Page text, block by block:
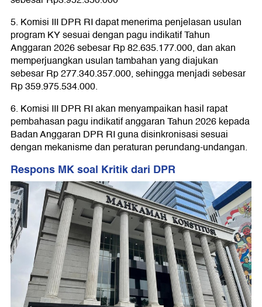
5. Komisi III DPR RI dapat menerima penjelasan usulan
program KY sesuai dengan pagu indikatif Tahun
Anggaran 2026 sebesar Rp 82.635.177.000, dan akan
memperjuangkan usulan tambahan yang diajukan
sebesar Rp 277.340.357.000, sehingga menjadi sebesar
Rp 359.975.534.000.
6. Komisi III DPR RI akan menyampaikan hasil rapat
pembahasan pagu indikatif anggaran Tahun 2026 kepada
Badan Anggaran DPR RI guna disinkronisasi sesuai
dengan mekanisme dan peraturan perundang-undangan.
Respons MK soal Kritik dari DPR